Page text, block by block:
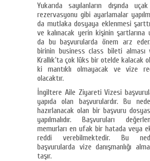
Yukarıda sayılanların dışında
rezervasyonu gibi ayarlamalar
da mutlaka dosyaya eklenmesi
ve kalınacak yerin kişinin şartlarına
da bu başvurularda önem arz
birinin business class bileti alması
Krallık’ta çok lüks bir otelde kalacak
ki mantıklı olmayacak ve vize
olacaktır.
İngiltere Aile Ziyareti Vizesi
yapıda olan başvurulardır. Bu
hazırlanacak olan bir başvuru
yapılmalıdır. Başvuruları
memurları en ufak bir hatada veya
reddi verebilmektedir. Bu
başvurularda vize danışmanlığı
taşır.